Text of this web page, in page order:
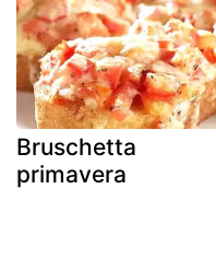
Bruschetta
primavera